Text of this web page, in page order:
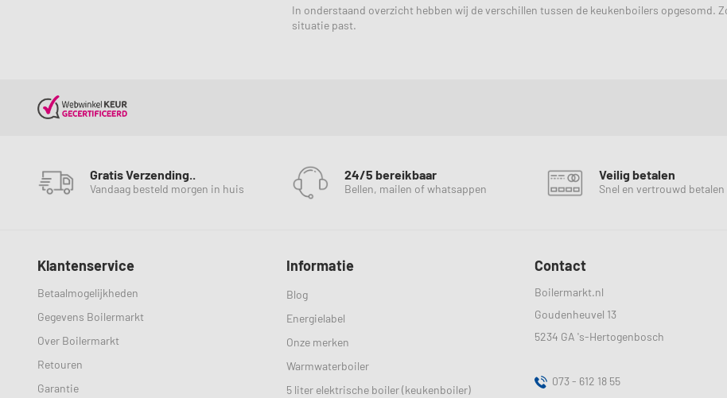
In onderstaand overzicht hebben wij de verschillen tussen de keukenboilers opgesomd.
situatie past.
Gratis Verzending..
Vandaag besteld morgen in huis
24/5 bereikbaar
Bellen, mailen of whatsappen
Veilig betalen
Snel en vertrouwd betalen
Klantenservice
Betaalmogelijkheden
Gegevens Boilermarkt
Over Boilermarkt
Retouren
Garantie
Informatie
Blog
Energielabel
Onze merken
Warmwaterboiler
5 liter elektrische boiler (keukenboiler)
Contact
Boilermarkt.nl
Goudenheuvel 13
5234 GA 's-Hertogenbosch
073 - 612 18 55